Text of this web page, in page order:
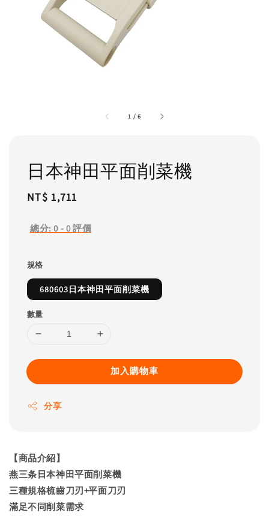
1 /6
日本神田平面削菜機
Regular
NT$ 1,711
總分:0 - 0評價
規格
680603日本神田平面削菜機
數量
加入購物車
分享
【商品介紹】
燕三条日本神田平面削菜機
三種規格梳齒刀刃+平面刀刃
滿足不同削菜需求